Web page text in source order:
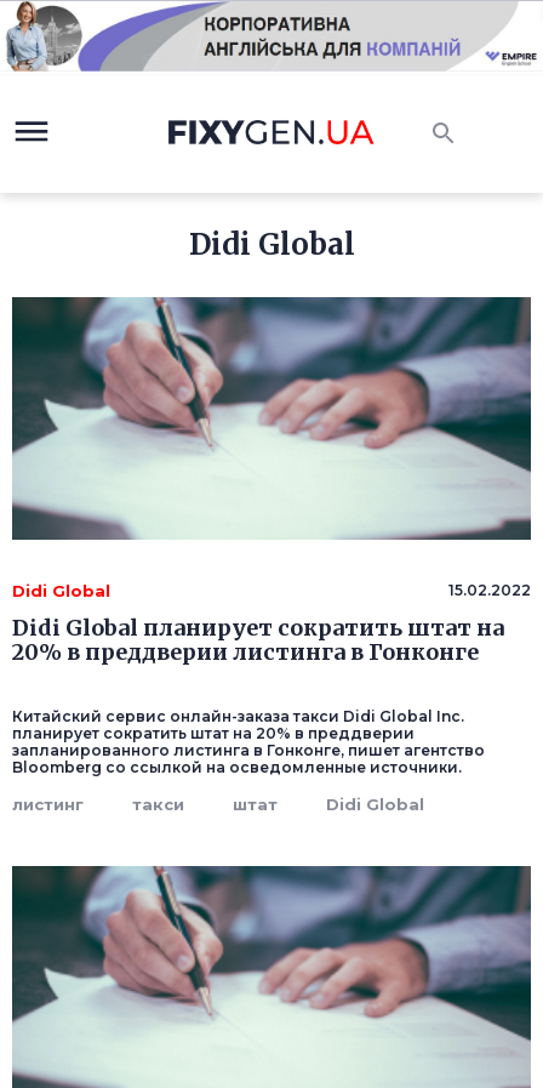
Didi Global
Didi Global 15.02.2022
Didi Global планирует сократить штат на
20% в преддверии листинга в Гонконге
Китайский сервис онлайн-заказа такси Didi Global Inc.
планирует сократить штат на 20% в преддверии
запланированного листинга в Гонконге, пишет агентство
Bloomberg со ссылкой на осведомленные источники.
листинг такси штат Didi Global